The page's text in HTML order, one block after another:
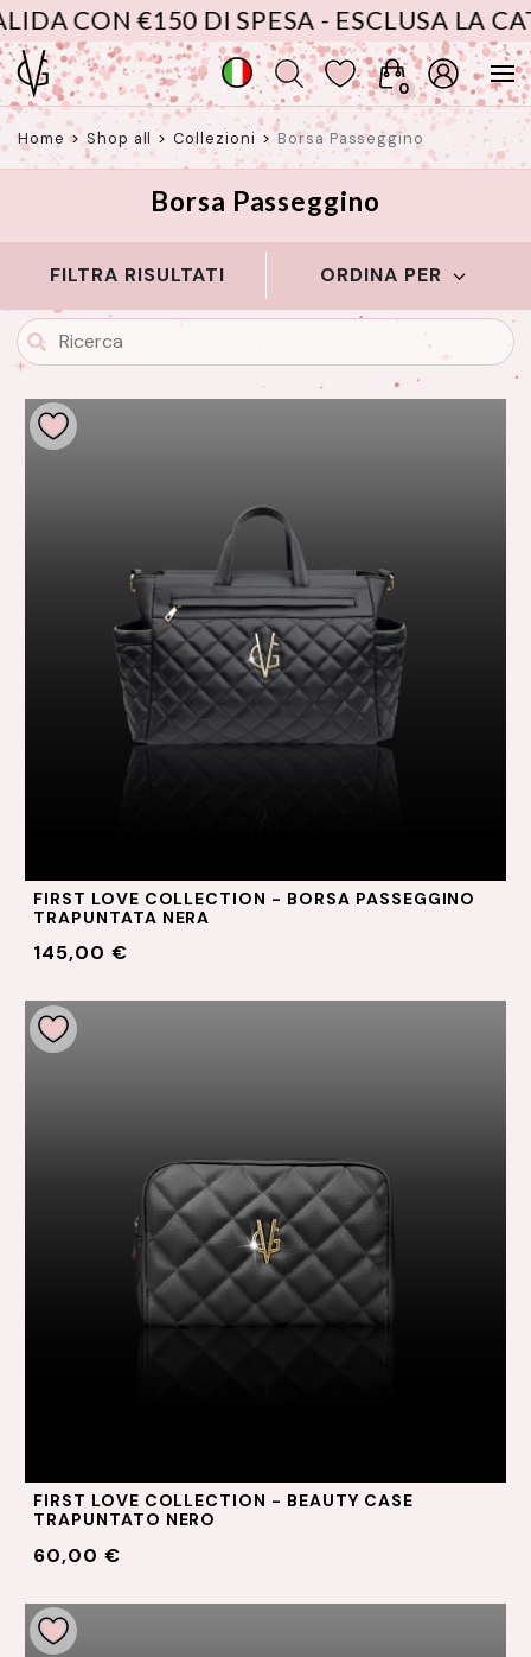
CON €150 DI SPESA - ESCLUSA LA
0
Home > Shop all > Collezioni > Borsa Passeggino
Borsa Passeggino
FILTRA RISULTATI ORDINA PER
FIRST LOVE COLLECTION - BORSA PASSEGGINO
TRAPUNTATA NERA
145,00 €
FIRST LOVE COLLECTION - BEAUTY CASE
TRAPUNTATO NERO
60,00 €